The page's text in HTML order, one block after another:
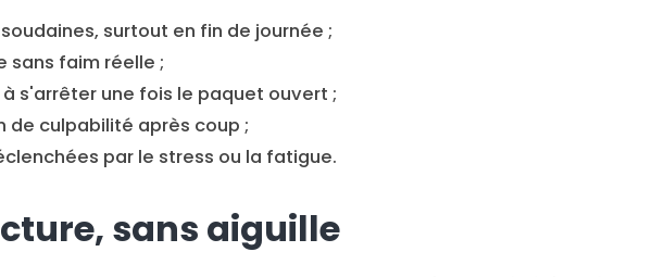
surtout en fin de journée ;
sans faim réelle ;
s'arrêter une fois le paquet ouvert ;
de culpabilité après coup ;
par le stress ou la fatigue.
sans aiguille